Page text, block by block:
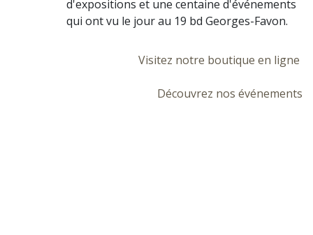
d'expositions et une centaine d'événements
qui ont vu le jour au 19 bd Georges-Favon.
Visitez notre boutique en ligne
Découvrez nos événements